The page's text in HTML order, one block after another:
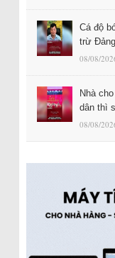
Cá độ
trừ Đảng
08/08/
Nhà
dân thì
08/08/